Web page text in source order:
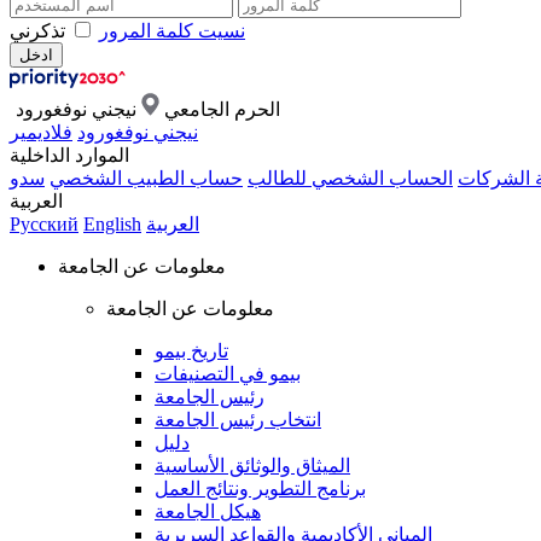
نسيت كلمة المرور تذكرني
الحرم الجامعي
نيجني نوفغورود
نيجني نوفغورود فلاديمير
الموارد الداخلية
الشركات الحساب الشخصي للطالب حساب الطبيب الشخصي سدو
العربية
Русский English العربية
معلومات عن الجامعة
معلومات عن الجامعة
تاريخ بيمو
بيمو في التصنيفات
رئيس الجامعة
انتخاب رئيس الجامعة
دليل
الميثاق والوثائق الأساسية
برنامج التطوير ونتائج العمل
هيكل الجامعة
المباني الأكاديمية والقواعد السريرية